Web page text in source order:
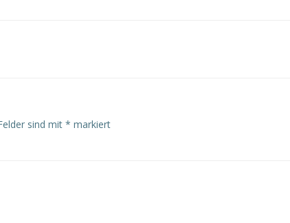
sind mit * markiert